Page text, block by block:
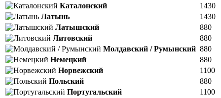
Каталонский
1430
Латынь
1430
Латышский
880
Литовский
880
Молдавский / Румынский 880
Немецкий
880
Норвежский
1100
Польский
880
Португальский
1100